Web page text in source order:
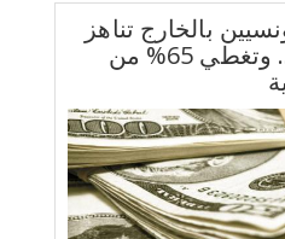
بالخارج تناهز
7 الاف مليون دينار.. وتغطي 65% من